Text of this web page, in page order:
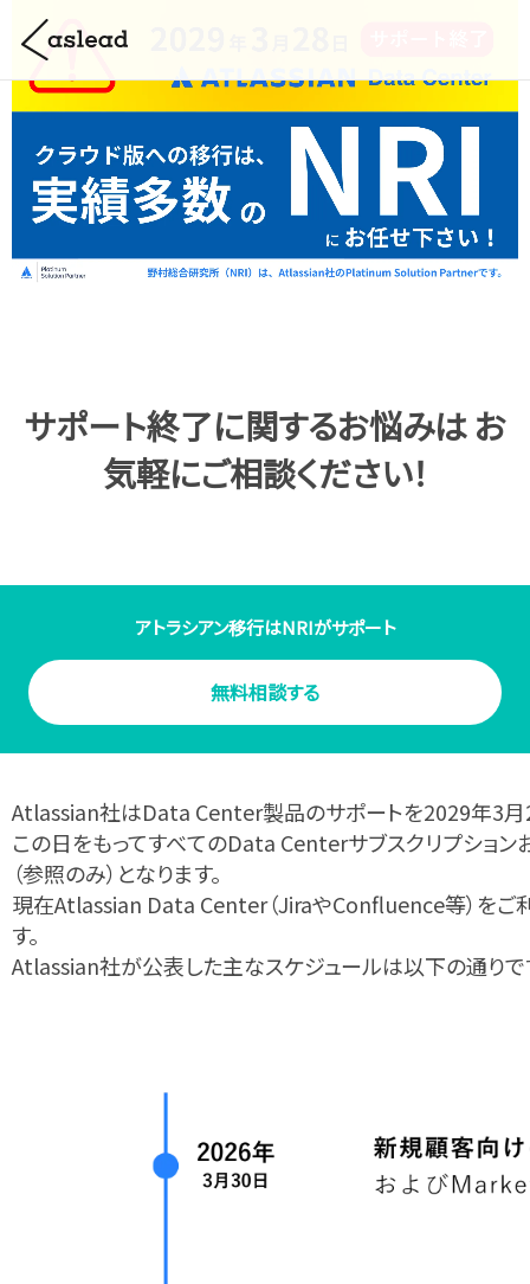
サポート終了に関するお悩みは お
気軽にご相談ください！
アトラシアン移行はNRIがサポート
無料相談する
Atlassian社はData Center製品のサポートを2029年3月
この​日を​もってすべてのData Centerサブスクリプショ
（参照のみ）となります。
現在Atlassian Data Center（JiraやConfluence等）をご
す。​​
Atlassian社が公表した主なスケジュールは以下の通りで